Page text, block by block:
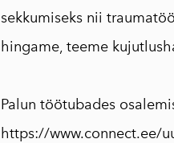
sekkumiseks nii
hingame, teeme
Palun töötubades
https://www.connect.ee/